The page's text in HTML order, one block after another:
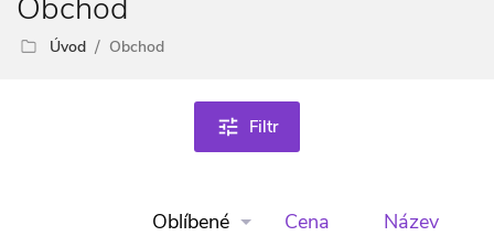
Úvod Obchod
tune Filtr
Oblíbené Cena Název